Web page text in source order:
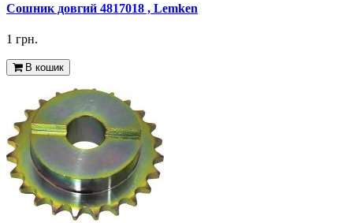
Сошник довгий 4817018 , Lemken
1 грн.
В кошик